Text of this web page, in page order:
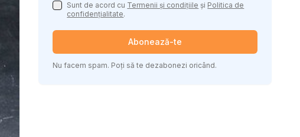
Sunt de acord cu Termenii și condițiile și Politica de
confidențialitate.
Abonează-te
Nu facem spam. Poți să te dezabonezi oricând.